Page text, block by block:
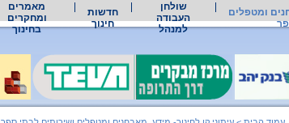
ומטפלים
שולחן
העבודה
למנהל
חדשות
חינוך
מאמרים
ומחקרים
בחינוך